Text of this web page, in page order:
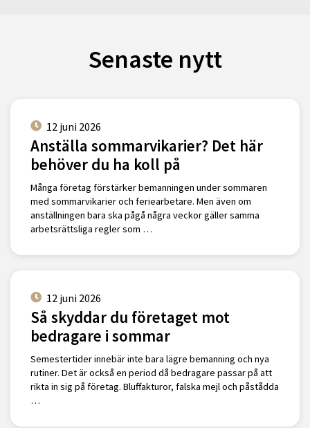
Senaste nytt
12 juni 2026
Anställa sommarvikarier? Det här
behöver du ha koll på
Många företag förstärker bemanningen under sommaren
med sommarvikarier och feriearbetare. Men även om
anställningen bara ska pågå några veckor gäller samma
arbetsrättsliga regler som …
12 juni 2026
Så skyddar du företaget mot
bedragare i sommar
Semestertider innebär inte bara lägre bemanning och nya
rutiner. Det är också en period då bedragare passar på att
rikta in sig på företag. Bluffakturor, falska mejl och påstådda
…